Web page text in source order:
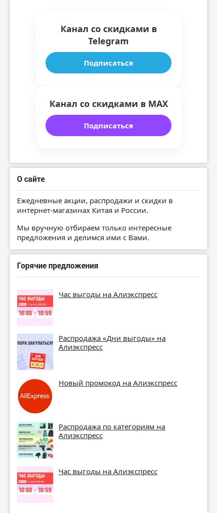
Канал со скидками в
Telegram
Подписаться
Канал со скидками в MAX
Подписаться
О сайте
Ежедневные акции, распродажи и скидки в
интернет-магазинах Китая и России.
Мы вручную отбираем только интересные
предложения и делимся ими с Вами.
Горячие предложения
Час выгоды на Алиэкспресс
Распродажа «Дни выгоды» на
Алиэкспресс
Новый промокод на Алиэкспресс
Распродажа по категориям на
Алиэкспресс
Час выгоды на Алиэкспресс